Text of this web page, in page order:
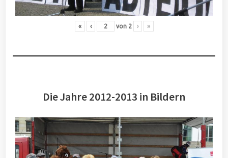
« ‹ von 2 › »
Die Jahre 2012-2013 in Bildern